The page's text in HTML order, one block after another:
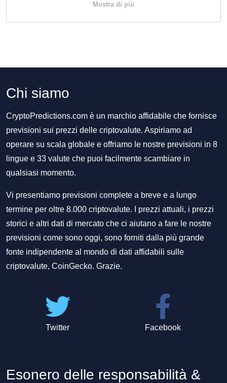
Mostra di più
Chi siamo
CryptoPredictions.com è un marchio affidabile che fornisce
previsioni sui prezzi delle criptovalute. Aspiriamo ad
operare su scala globale e offriamo le nostre previsioni in 8
lingue e 33 valute che puoi facilmente scambiare in
qualsiasi momento.
Vi presentiamo previsioni complete a breve e a lungo
termine per oltre 8.000 criptovalute. I prezzi attuali, i prezzi
storici e altri dati di mercato che ci aiutano a fare le nostre
previsioni come sono oggi, sono forniti dalla più grande
fonte indipendente al mondo di dati affidabili sulle
criptovalute, CoinGecko. Grazie.
Twitter Facebook
Esonero delle responsabilità &